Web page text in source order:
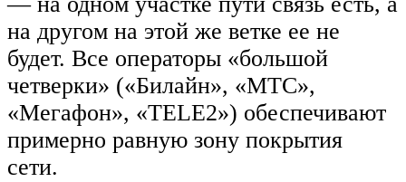
на другом на этой же ветке ее не
будет. Все операторы «большой
четверки» («Билайн», «МТС»,
«Мегафон», «TELE2») обеспечивают
примерно равную зону покрытия
сети.